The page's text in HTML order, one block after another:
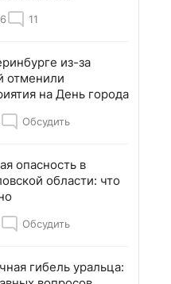
11
из-за
отменили
на День города
Обсудить
опасность в
области: что
Обсудить
гибель уральца: